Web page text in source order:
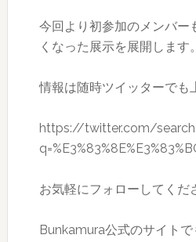
今回より初参加のメンバー
くなった展示を展開します。
情報は随時ツイッターでも
https://twitter.com/
お気軽にフォローしてくだ
Bunkamura公式のサイト